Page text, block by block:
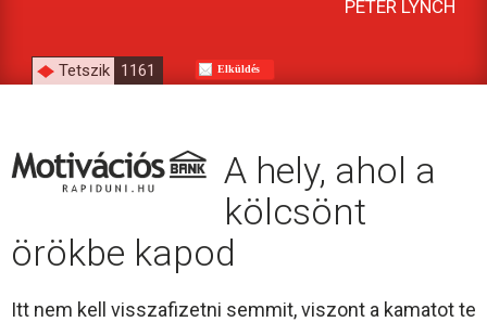
PETER LYNCH
Tetszik 1161 Elküldés
A hely, ahol a
kölcsönt
örökbe kapod
Itt nem kell visszafizetni semmit, viszont a kamatot te